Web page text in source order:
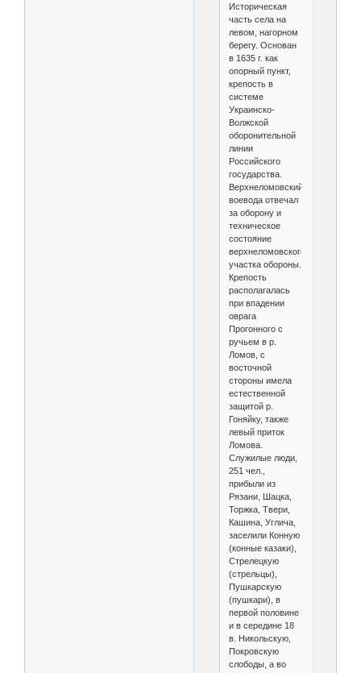
Историческая
часть села на
левом, нагорном
берегу. Основан
в 1635 г. как
опорный пункт,
крепость в
системе
Украинско-
Волжской
оборонительной
линии
Российского
государства.
Верхнеломовский
воевода отвечал
за оборону и
техническое
состояние
верхнеломовского
участка обороны.
Крепость
располагалась
при впадении
оврага
Прогонного с
ручьем в р.
Ломов, с
восточной
стороны имела
естественной
защитой р.
Гоняйку, также
левый приток
Ломова.
Служилые люди,
251 чел.,
прибыли из
Рязани, Шацка,
Торжка, Твери,
Кашина, Углича,
заселили Конную
(конные казаки),
Стрелецкую
(стрельцы),
Пушкарскую
(пушкари), в
первой половине
и в середине 18
в. Никольскую,
Покровскую
слободы, а во